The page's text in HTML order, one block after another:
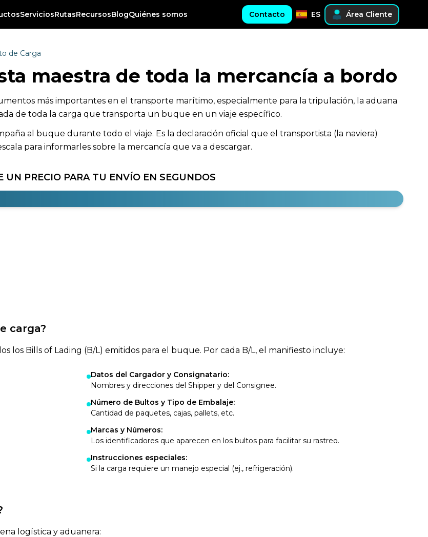
ServiciosRutasRecursosBlogQuiénes somos Contacto ES Área Cliente
de Carga
maestra de toda la mercancía a bordo
más importantes en el transporte marítimo, especialmente para la tripulación, la aduana
de toda la carga que transporta un buque en un viaje específico.
al buque durante todo el viaje. Es la declaración oficial que el transportista (la naviera)
para informarles sobre la mercancía que va a descargar.
UN PRECIO PARA TU ENVÍO EN SEGUNDOS
carga?
los Bills of Lading (B/L) emitidos para el buque. Por cada B/L, el manifiesto incluye:
Datos del Cargador y Consignatario:
Nombres y direcciones del Shipper y del Consignee.
Número de Bultos y Tipo de Embalaje:
Cantidad de paquetes, cajas, pallets, etc.
Marcas y Números:
Los identificadores que aparecen en los bultos para facilitar su rastreo.
Instrucciones especiales:
Si la carga requiere un manejo especial (ej., refrigeración).
logística y aduanera: